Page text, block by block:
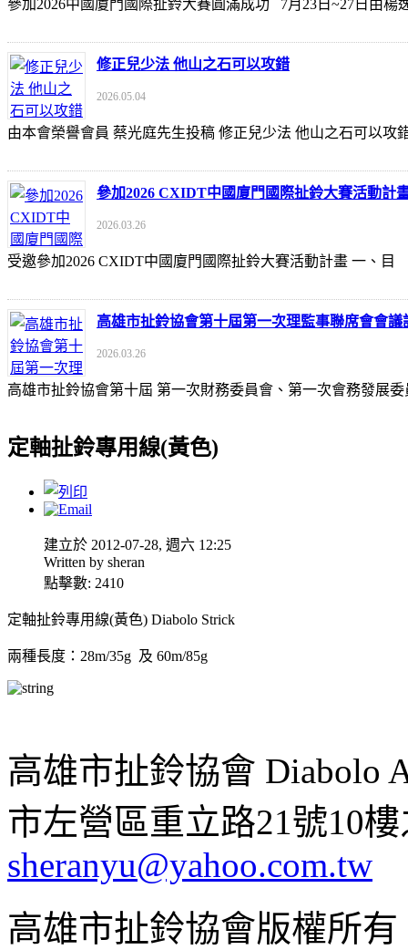
參加2026中國廈門國際扯鈴大賽圓滿成功 7月23日~27日由
修正兒少法 他山之石可以攻錯
2026.05.04
由本會榮譽會員 蔡光庭先生投稿 修正兒少法 他山之石可以攻
參加2026 CXIDT中國廈門國際扯鈴大賽活動計
2026.03.26
受邀參加2026 CXIDT中國廈門國際扯鈴大賽活動計畫 一、
高雄市扯鈴協會第十屆第一次理監事聯席會會議
2026.03.26
高雄市扯鈴協會第十屆 第一次財務委員會、第一次會務發展
定軸扯鈴專用線(黃色)
建立於 2012-07-28, 週六 12:25
Written by sheran
點擊數: 2410
定軸扯鈴專用線(黃色) Diabolo Strick
兩種長度：28m/35g 及 60m/85g
高雄市扯鈴協會 Diabolo
市左營區重立路21號10
sheranyu@yahoo.com.tw
高雄市扯鈴協會版權所